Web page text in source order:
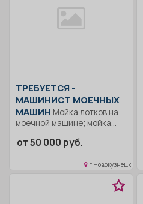
ТРЕБУЕТСЯ -
МАШИНИСТ МОЕЧНЫХ
МАШИН
моечной машине; мойка
инвентаря;...
от 50 000 руб.
г Новокузнецк